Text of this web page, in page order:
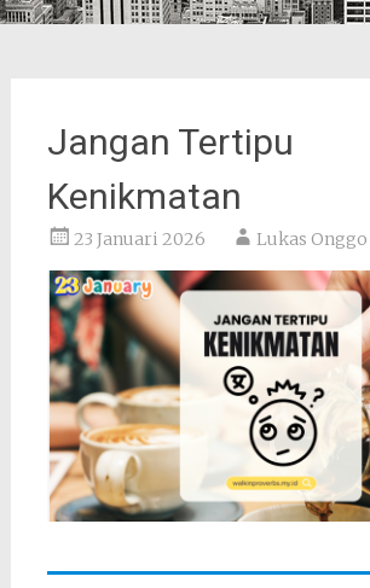
Jangan Tertipu
Kenikmatan
23 Januari 2026 Lukas